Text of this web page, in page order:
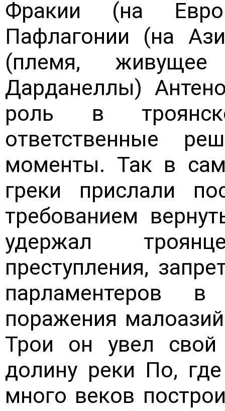
Фракии (на
Пафлагонии (на
(племя,
Дарданеллы)
роль в
ответственные
моменты. Так в
греки прислали
требованием
удержал
преступления,
парламентеров
поражения
Трои он увел
долину реки По,
много веков